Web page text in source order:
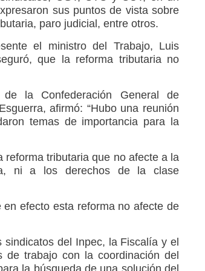
sus puntos de vista sobre
paro judicial, entre otros.
el ministro del Trabajo, Luis
que la reforma tributaria no
la Confederación General de
afirmó: “Hubo una reunión
temas de importancia para la
reforma tributaria que no afecte a la
ni a los derechos de la clase
efecto esta reforma no afecte de
del Inpec, la Fiscalía y el
trabajo con la coordinación del